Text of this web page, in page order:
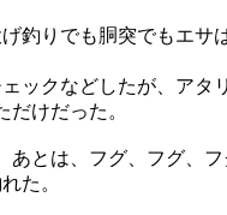
釣りでも胴突でもエサ
ックなどしたが、アタ
だけだった。
とは、フグ、フグ、フ
た。